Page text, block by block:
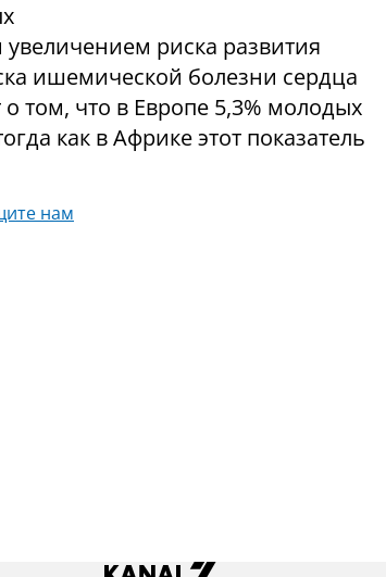
риска развития
ишемической болезни сердца
том, что в Европе 5,3% молодых
как в Африке этот показатель
нам